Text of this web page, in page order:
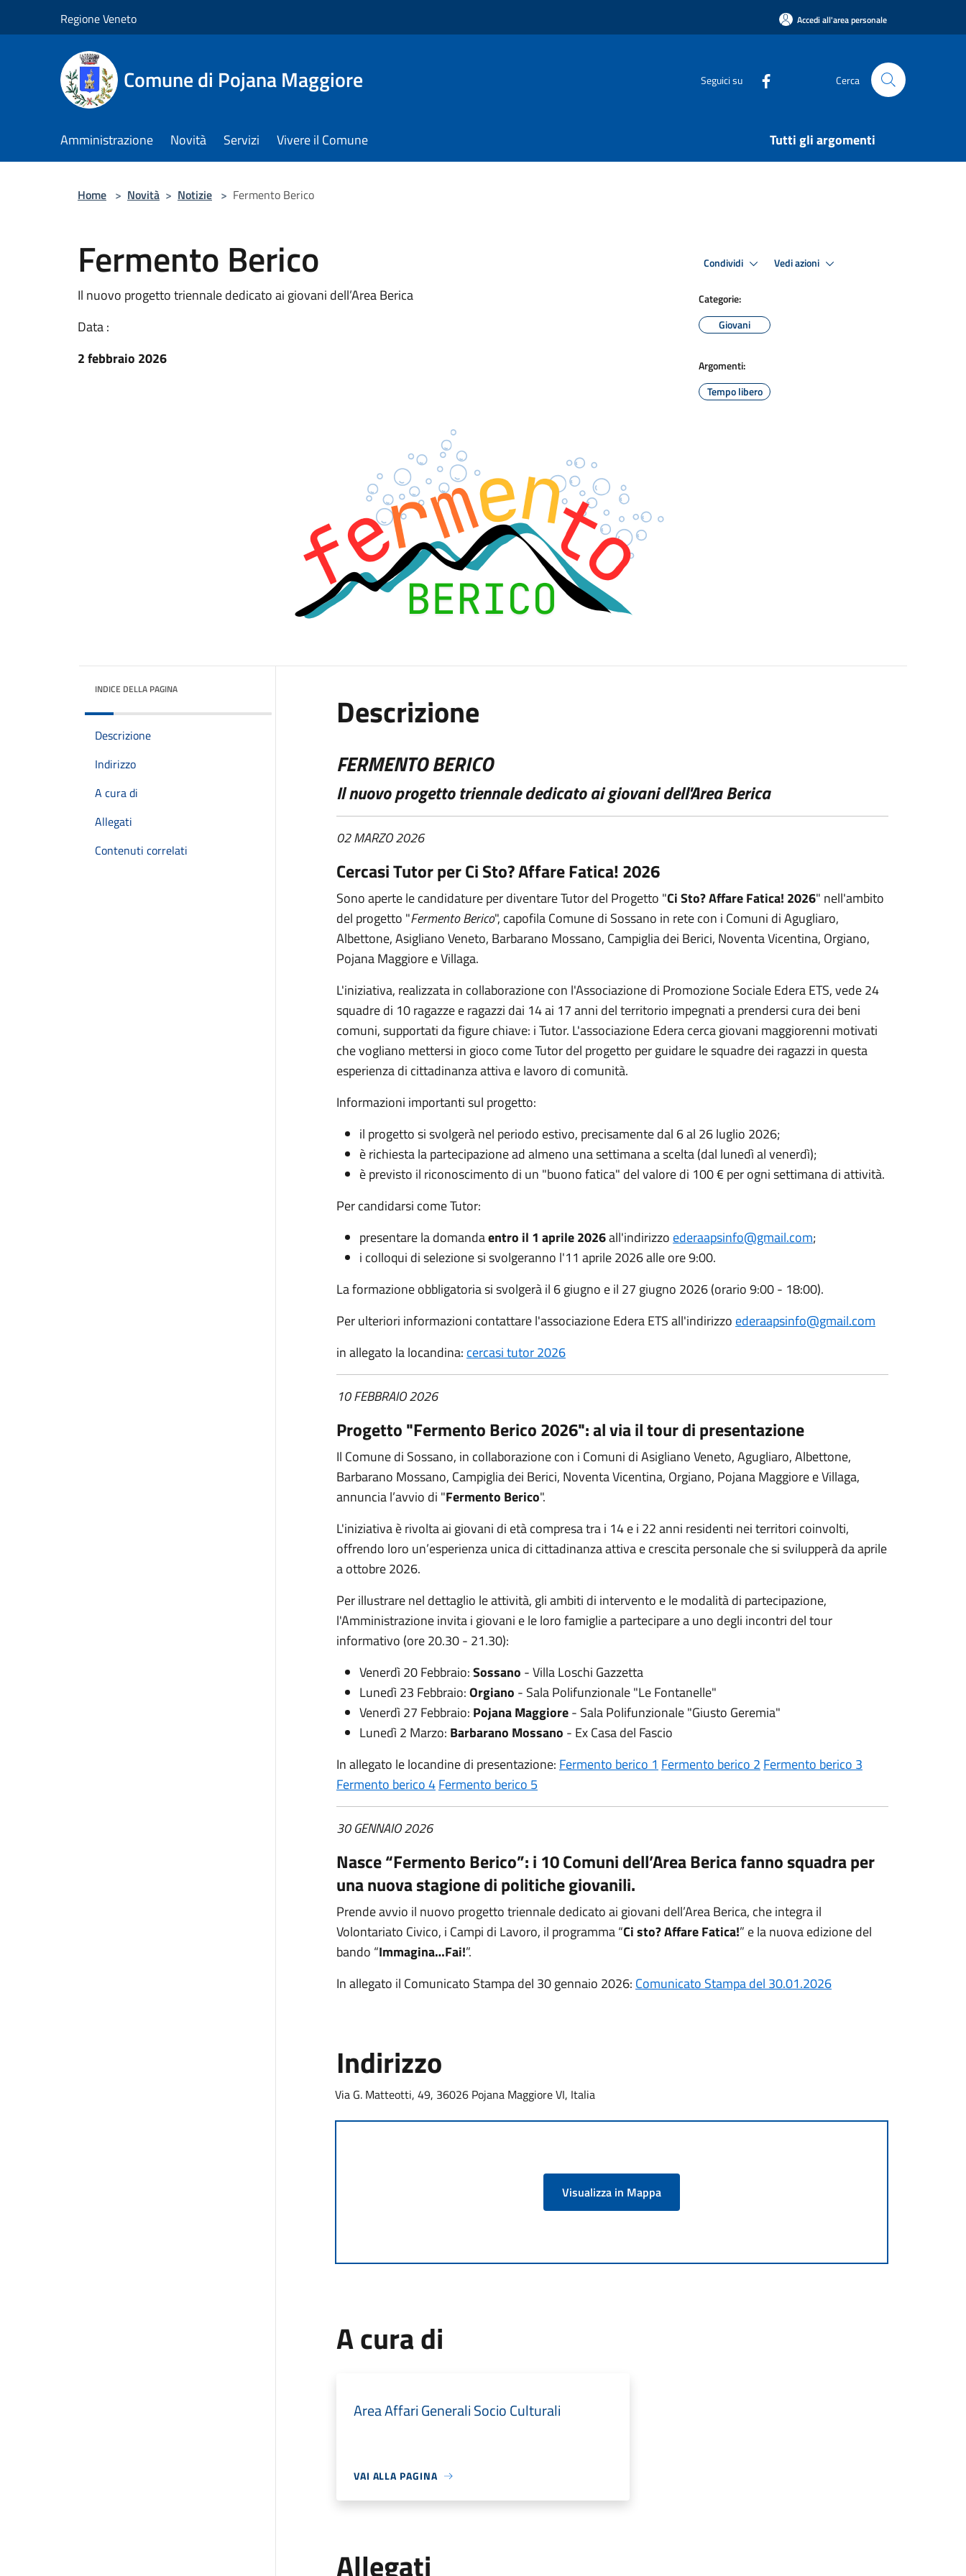
Regione Veneto Accedi all'area personale
Comune di Pojana Maggiore Seguici su Cerca
Amministrazione Novità Servizi Vivere il Comune Tutti gli argomenti
Home > Novità > Notizie > Fermento Berico
Fermento Berico
Il nuovo progetto triennale dedicato ai giovani dell’Area Berica
Data :
2 febbraio 2026
Condividi Vedi azioni
Categorie:
Giovani
Argomenti:
Tempo libero
INDICE DELLA PAGINA
Descrizione
Indirizzo
A cura di
Allegati
Contenuti correlati
Descrizione
FERMENTO BERICO
Il nuovo progetto triennale dedicato ai giovani dell'Area Berica
02 MARZO 2026
Cercasi Tutor per Ci Sto? Affare Fatica! 2026
Sono aperte le candidature per diventare Tutor del Progetto "Ci Sto? Affare Fatica! 2026" nell'ambito
del progetto "Fermento Berico", capofila Comune di Sossano in rete con i Comuni di Agugliaro,
Albettone, Asigliano Veneto, Barbarano Mossano, Campiglia dei Berici, Noventa Vicentina, Orgiano,
Pojana Maggiore e Villaga.
L'iniziativa, realizzata in collaborazione con l'Associazione di Promozione Sociale Edera ETS, vede 24
squadre di 10 ragazze e ragazzi dai 14 ai 17 anni del territorio impegnati a prendersi cura dei beni
comuni, supportati da figure chiave: i Tutor. L'associazione Edera cerca giovani maggiorenni motivati
che vogliano mettersi in gioco come Tutor del progetto per guidare le squadre dei ragazzi in questa
esperienza di cittadinanza attiva e lavoro di comunità.
Informazioni importanti sul progetto:
il progetto si svolgerà nel periodo estivo, precisamente dal 6 al 26 luglio 2026;
è richiesta la partecipazione ad almeno una settimana a scelta (dal lunedì al venerdì);
è previsto il riconoscimento di un "buono fatica" del valore di 100 € per ogni settimana di attività.
Per candidarsi come Tutor:
presentare la domandaentro il 1 aprile 2026all'indirizzo ederaapsinfo@gmail.com;
i colloqui di selezione si svolgeranno l'11 aprile 2026 alle ore 9:00.
La formazione obbligatoria si svolgerà il 6giugno e il 27 giugno 2026(orario 9:00 - 18:00).
Per ulteriori informazioni contattare l'associazione Edera ETS all'indirizzo ederaapsinfo@gmail.com
in allegato la locandina: cercasi tutor 2026
10 FEBBRAIO 2026
Progetto "Fermento Berico 2026": al via il tour di presentazione
Il Comune di Sossano, in collaborazione con i Comuni di Asigliano Veneto, Agugliaro, Albettone,
Barbarano Mossano, Campiglia dei Berici, Noventa Vicentina, Orgiano, Pojana Maggiore e Villaga,
annuncia l’avvio di "Fermento Berico".
L'iniziativa è rivolta ai giovani di età compresa tra i 14 e i 22 anni residenti nei territori coinvolti,
offrendo loro un’esperienza unica di cittadinanza attiva e crescita personale che si svilupperà da aprile
a ottobre 2026.
Per illustrare nel dettaglio le attività, gli ambiti di intervento e le modalità di partecipazione,
l'Amministrazione invita i giovani e le loro famiglie a partecipare a uno degli incontri del tour
informativo (ore 20.30 - 21.30):
Venerdì 20 Febbraio:Sossano - Villa Loschi Gazzetta
Lunedì 23 Febbraio:Orgiano - Sala Polifunzionale "Le Fontanelle"
Venerdì 27 Febbraio: Pojana Maggiore- Sala Polifunzionale "Giusto Geremia"
Lunedì 2 Marzo: Barbarano Mossano - Ex Casa del Fascio
In allegato le locandine di presentazione: Fermento berico 1 Fermento berico 2 Fermento berico 3
Fermento berico 4Fermento berico 5
30 GENNAIO 2026
Nasce “Fermento Berico”: i 10 Comuni dell’Area Berica fanno squadra per
una nuova stagione di politiche giovanili.
Prende avvio il nuovo progetto triennale dedicato ai giovani dell’Area Berica, che integra il
Volontariato Civico, i Campi di Lavoro, il programma “Ci sto? Affare Fatica!” e la nuova edizione del
bando “Immagina…Fai!”.
In allegato il Comunicato Stampa del 30 gennaio 2026: Comunicato Stampa del 30.01.2026
Indirizzo
Via G. Matteotti, 49, 36026 Pojana Maggiore VI, Italia
Visualizza in Mappa
A cura di
Area Affari Generali Socio Culturali
VAI ALLA PAGINA
Allegati